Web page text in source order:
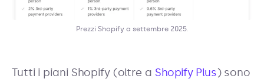
Prezzi Shopify a settembre 2025.
Tutti i piani Shopify (oltre a Shopify Plus) sono